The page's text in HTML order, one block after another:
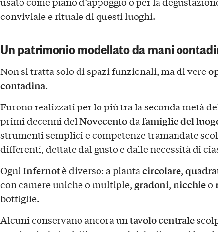
conviviale e rituale di questi luoghi.
Un patrimonio modellato da mani
Non si tratta solo di spazi funzionali, ma di vere
contadina.
Furono realizzati per lo più tra la seconda metà
primi decenni delNovecentodafamiglie del
strumenti semplici e competenze tramandate
differenti, dettate dal gusto e dalle necessità di
OgniInfernotè diverso: a piantacircolare,
con camere uniche o multiple, gradoni,nicchieo
bottiglie.
Alcuni conservano ancora untavolo centrale